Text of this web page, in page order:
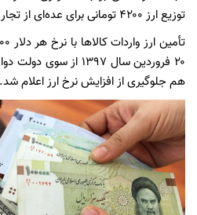
توزیع ارز ۴۲۰۰ تومانی برای عده‌ای از تجار و دلالان خاص، ایجاد شد.
۲۰ فروردین سال ۱۳۹۷
هم جلوگیری از افزایش نرخ ارز اعلام شد.